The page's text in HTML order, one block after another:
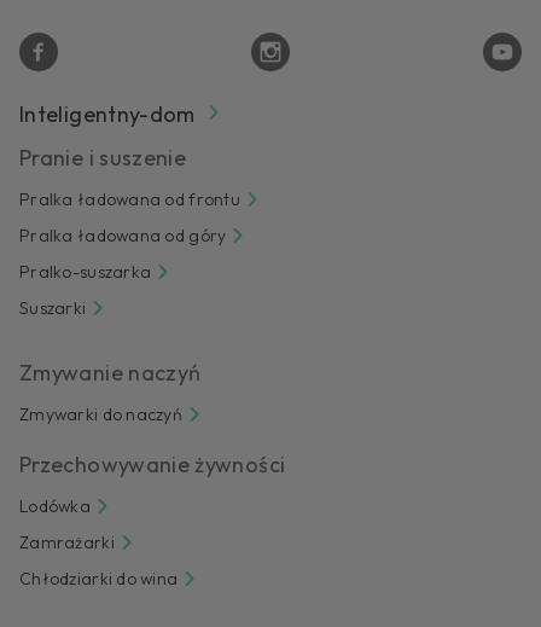
Inteligentny-dom
Pranie i suszenie
Pralka ładowana od frontu
Pralka ładowana od góry
Pralko-suszarka
Suszarki
Zmywanie naczyń
Zmywarki do naczyń
Przechowywanie żywności
Lodówka
Zamrażarki
Chłodziarki do wina